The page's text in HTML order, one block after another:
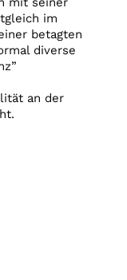
im
betagten
diverse
an der